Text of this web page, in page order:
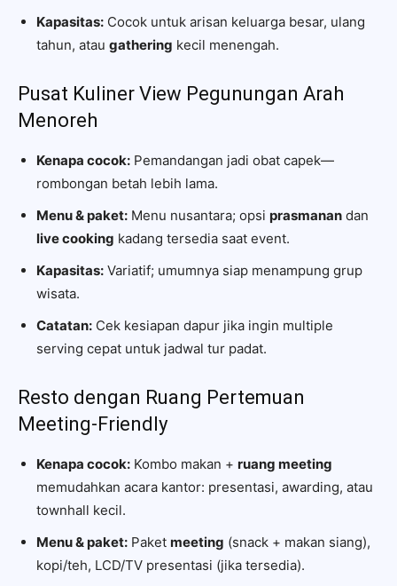
Kapasitas: Cocok untuk arisan keluarga besar, ulang
tahun, atau gathering kecil menengah.
Pusat Kuliner View Pegunungan Arah
Menoreh
Kenapa cocok: Pemandangan jadi obat capek—
rombongan betah lebih lama.
Menu & paket: Menu nusantara; opsi prasmanan dan
live cooking kadang tersedia saat event.
Kapasitas: Variatif; umumnya siap menampung grup
wisata.
Catatan: Cek kesiapan dapur jika ingin multiple
serving cepat untuk jadwal tur padat.
Resto dengan Ruang Pertemuan
Meeting-Friendly
Kenapa cocok: Kombo makan + ruang meeting
memudahkan acara kantor: presentasi, awarding, atau
townhall kecil.
Menu & paket: Paket meeting (snack + makan siang),
kopi/teh, LCD/TV presentasi (jika tersedia).